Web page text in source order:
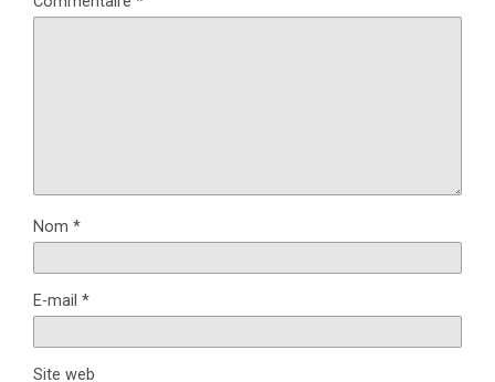
Nom *
E-mail *
Site web